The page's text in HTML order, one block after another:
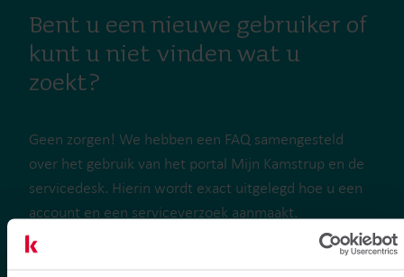
Bent u een nieuwe gebruiker of
kunt u niet vinden wat u
zoekt?
Geen zorgen! We hebben een FAQ samengesteld
over het gebruik van het portal Mijn Kamstrup en de
servicedesk. Hierin wordt exact uitgelegd hoe u een
account en een serviceverzoek aanmaakt.